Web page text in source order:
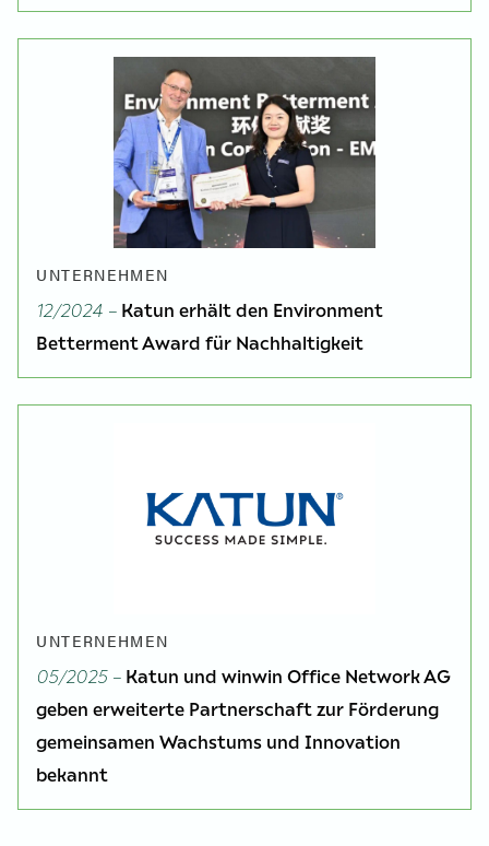
UNTERNEHMEN
12/2024 – Katun erhält den Environment
Betterment Award für Nachhaltigkeit
UNTERNEHMEN
05/2025 – Katun und winwin Office Network AG
geben erweiterte Partnerschaft zur Förderung
gemeinsamen Wachstums und Innovation
bekannt